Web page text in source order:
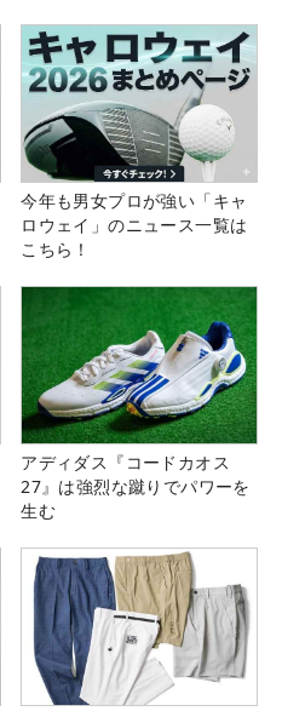
今年も男女プロが強い「キャ
ロウェイ」のニュース一覧は
こちら！
アディダス『コードカオス
27』は強烈な蹴りでパワーを
生む